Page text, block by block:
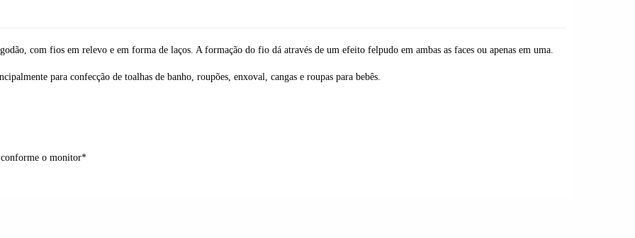
com fios em relevo e em forma de laços. A formação do fio dá através de um efeito felpudo em ambas as faces ou apenas em uma.
para confecção de toalhas de banho, roupões, enxoval, cangas e roupas para bebês.
conforme o monitor*